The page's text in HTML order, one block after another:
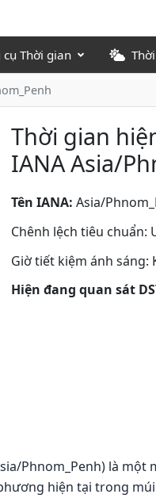
cụ Thời gian
Thời gian
IANA Asia/
Tên IANA: Asia/
Chênh lệch tiêu chuẩn:
Giờ tiết kiệm ánh sáng:
Hiện đang quan sát
Phnom_Penh) là một
hiện tại trong